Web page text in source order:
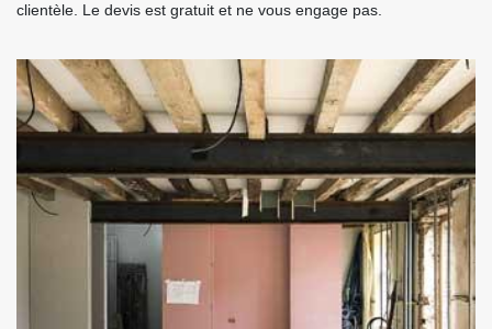
clientèle. Le devis est gratuit et ne vous engage pas.